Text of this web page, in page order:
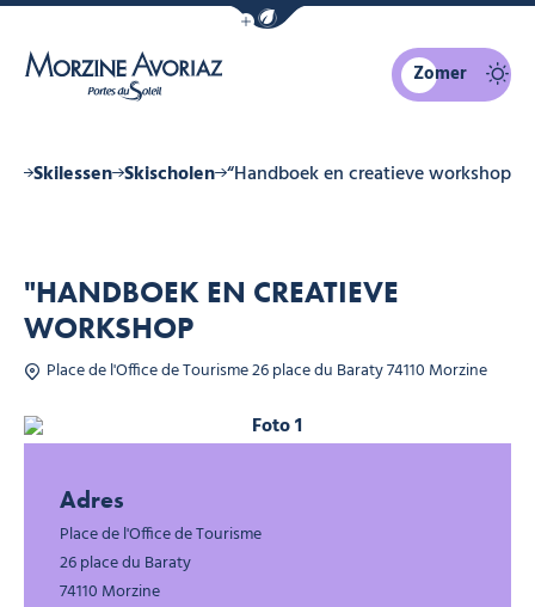
Navigatiebalk eco-modus
Zomer
Skilessen Skischolen “Handboek en creatieve workshop
"HANDBOEK EN CREATIEVE
WORKSHOP
Place de l'Office de Tourisme 26 place du Baraty 74110 Morzine
Foto 1
Adres
Place de l'Office de Tourisme
26 place du Baraty
74110 Morzine